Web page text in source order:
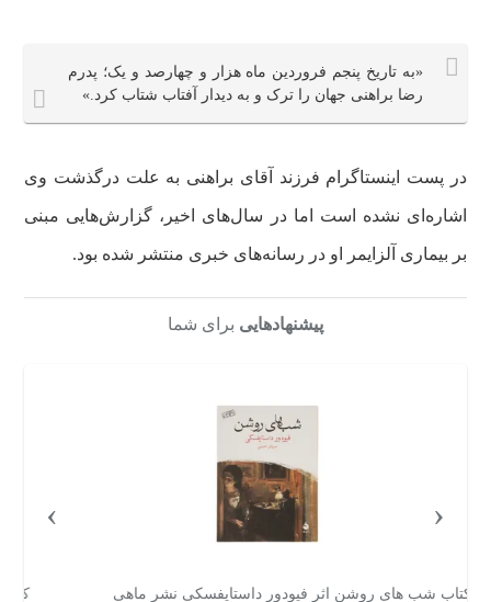
«به تاریخ پنجم فروردین ماه هزار و چهارصد و یک؛ پدرم
رضا براهنی جهان را ترک و به دیدار آفتاب شتاب کرد.»
در پست اینستاگرام فرزند آقای براهنی به علت درگذشت وی
اشاره‌ای نشده است اما در سال‌های اخیر، گزارش‌هایی مبنی
بر بیماری آلزایمر او در رسانه‌های خبری منتشر شده بود.
پیشنهادهایی برای شما
کتاب گوژپشت نتردام اثر ویکتور هوگو ترجمه جواد محبی
‹
›